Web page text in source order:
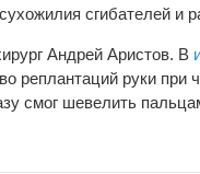
сгибателей и
Андрей Аристов. В
реплантаций руки
смог шевелить